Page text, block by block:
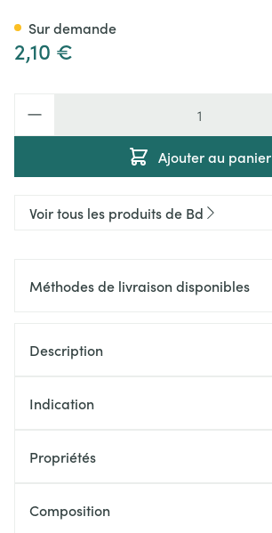
2,10 €
Ajouter au panier
Sur demande
Voir tous les produits de Bd
Méthodes de livraison disponibles
Description
Indication
Propriétés
Composition